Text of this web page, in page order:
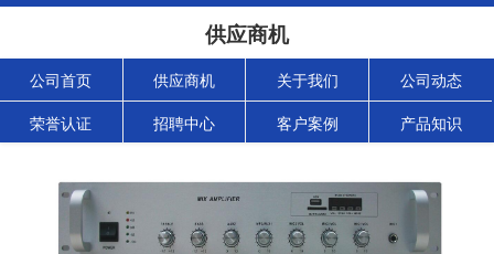
供应商机
公司首页 供应商机 关于我们 公司动态
荣誉认证 招聘中心 客户案例 产品知识